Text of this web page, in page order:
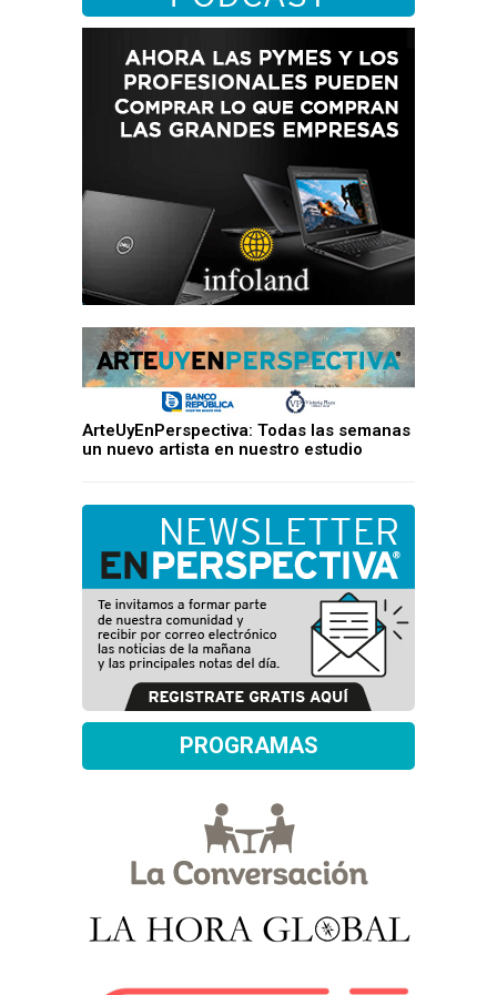
ArteUyEnPerspectiva: Todas las semanas
un nuevo artista en nuestro estudio
PROGRAMAS